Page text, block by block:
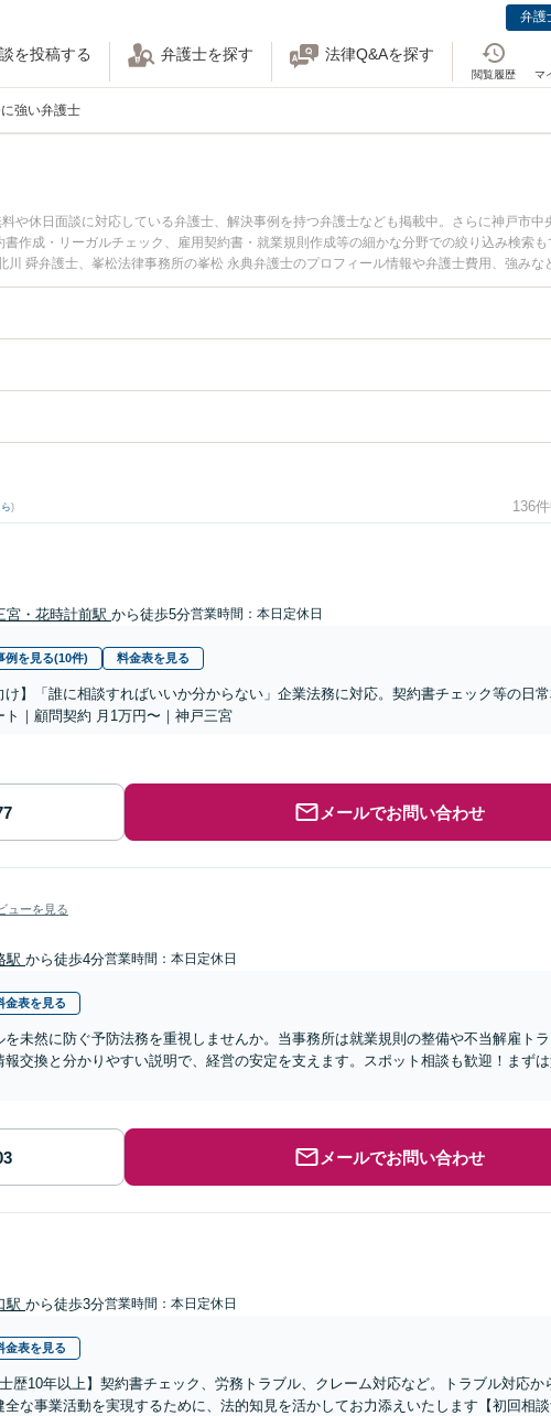
弁護
を投稿する 弁護士を探す 法律Q&Aを探す
閲覧履歴 マ
強い弁護士
や休日面談に対応している弁護士、解決事例を持つ弁護士なども掲載中。さらに神戸市中
作成・リーガルチェック、雇用契約書・就業規則作成等の細かな分野での絞り込み検索
舜弁護士、峯松法律事務所の峯松 永典弁護士のプロフィール情報や弁護士費用、強みな
弁護士に相談したい』『企業法務のトラブル解決の実績豊富な近くの弁護士を検索した
でお困りの相談者さんにおすすめです。
) 136
宮・花時計前駅 から徒歩5分営業時間：本日定休日
例を見る(10件) 料金表を見る
け】「誰に相談すればいいか分からない」企業法務に対応。契約書チェック等の日
ト｜顧問契約 月1万円〜｜神戸三宮
メールでお問い合わせ
ューを見る
駅 から徒歩4分営業時間：本日定休日
金表を見る
を未然に防ぐ予防法務を重視しませんか。当事務所は就業規則の整備や不当解雇ト
交換と分かりやすい説明で、経営の安定を支えます。スポット相談も歓迎！まず
メールでお問い合わせ
駅 から徒歩3分営業時間：本日定休日
金表を見る
歴10年以上】契約書チェック、労務トラブル、クレーム対応など。トラブル対応か
な事業活動を実現するために、法的知見を活かしてお力添えいたします【初回相談